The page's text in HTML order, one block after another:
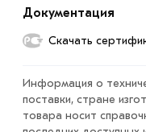
соответствует всем
купленного товарa в
Документация
Скачать
Информация о
поставки, стране
товара носит